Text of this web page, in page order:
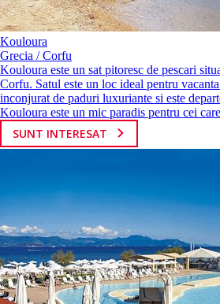
Kouloura
Grecia / Corfu
Kouloura este un sat pitoresc de pescari
Corfu. Satul este un loc ideal pentru
inconjurat de paduri luxuriante si este
Kouloura este un mic paradis pentru cei
SUNT INTERESAT